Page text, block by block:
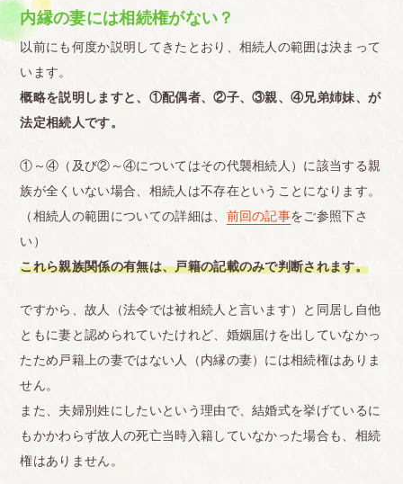
内縁の妻には相続権がない？
以前にも何度か説明してきたとおり、相続人の範囲は決まって
います。
概略を説明しますと、①配偶者、②子、③親、④兄弟姉妹、が
法定相続人です。
①～④（及び②～④についてはその代襲相続人）に該当する親
族が全くいない場合、相続人は不存在ということになります。
（相続人の範囲についての詳細は、 前回の記事をご参照下さ
い）
これら親族関係の有無は、戸籍の記載のみで判断されます。
ですから、故人（法令では被相続人と言います）と同居し自他
ともに妻と認められていたけれど、婚姻届けを出していなかっ
たため戸籍上の妻ではない人（内縁の妻）には相続権はありま
せん。
また、夫婦別姓にしたいという理由で、結婚式を挙げているに
もかかわらず故人の死亡当時入籍していなかった場合も、相続
権はありません。